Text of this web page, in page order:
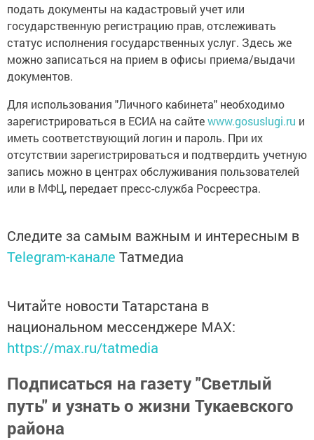
подать документы на кадастровый учет или
государственную регистрацию прав, отслеживать
статус исполнения государственных услуг. Здесь же
можно записаться на прием в офисы приема/выдачи
документов.
Для использования "Личного кабинета" необходимо
зарегистрироваться в ЕСИА на сайтеwww.gosuslugi.ru и
иметь соответствующий логин и пароль. При их
отсутствии зарегистрироваться и подтвердить учетную
запись можно в центрах обслуживания пользователей
или в МФЦ, передает пресс-служба Росреестра.
Следите за самым важным и интересным в
Telegram-канале Татмедиа
Читайте новости Татарстана в
национальном мессенджере MАХ:
https://max.ru/tatmedia
Подписаться на газету "Светлый
путь" и узнать о жизни Тукаевского
района